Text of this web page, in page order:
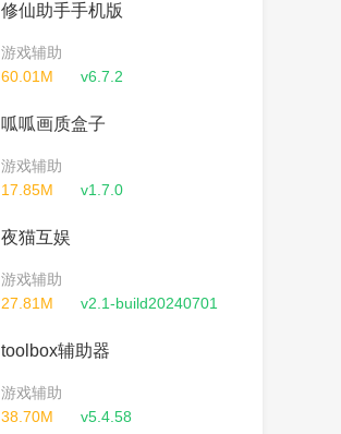
修仙助手手机版
游戏辅助
60.01M
v6.7.2
呱呱画质盒子
游戏辅助
17.85M
v1.7.0
夜猫互娱
游戏辅助
27.81M
v2.1-build20240701
toolbox辅助器
游戏辅助
38.70M
v5.4.58